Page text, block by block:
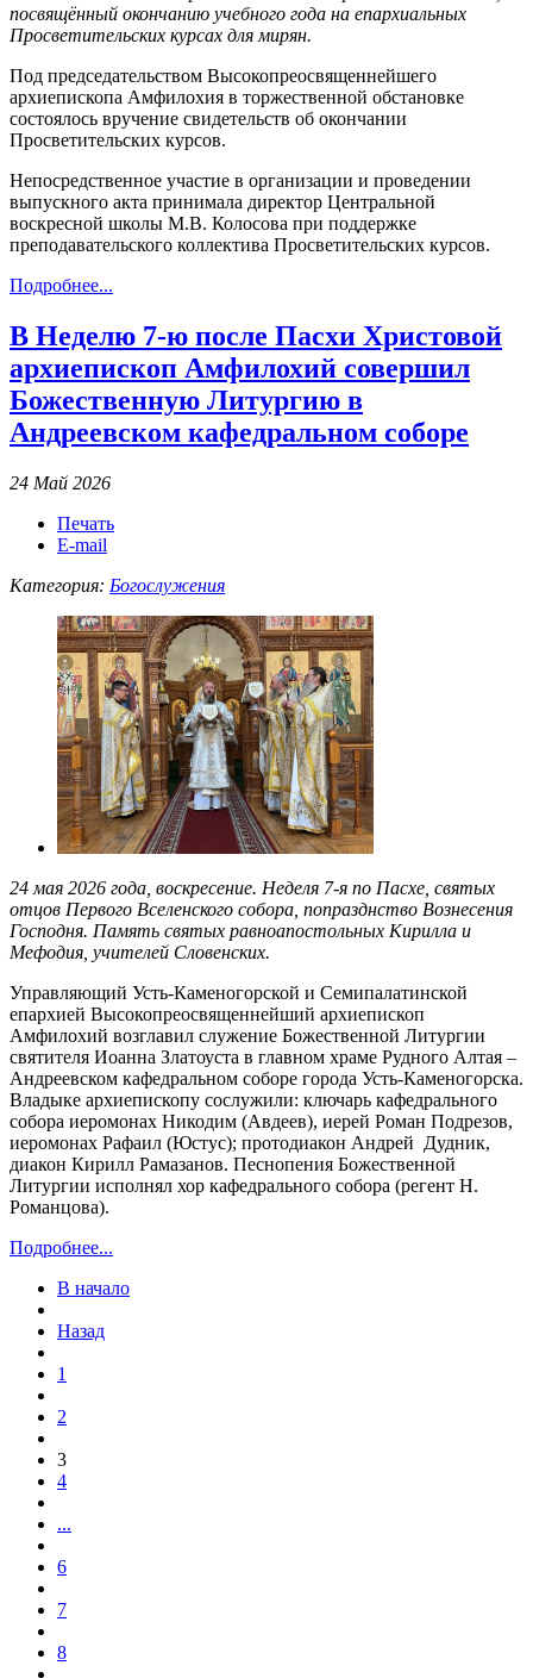
посвящённый окончанию учебного года на епархиальных
Просветительских курсах для мирян.
Под председательством Высокопреосвященнейшего
архиепископа Амфилохия в торжественной обстановке
состоялось вручение свидетельств об окончании
Просветительских курсов.
Непосредственное участие в организации и проведении
выпускного акта принимала директор Центральной
воскресной школы М.В. Колосова при поддержке
преподавательского коллектива Просветительских курсов.
Подробнее...
В Неделю 7-ю после Пасхи Христовой
архиепископ Амфилохий совершил
Божественную Литургию в
Андреевском кафедральном соборе
24 Май 2026
Печать
E-mail
Категория: Богослужения
24 мая 2026 года, воскресение. Неделя 7-я по Пасхе, святых
отцов Первого Вселенского собора, попразднство Вознесения
Господня. Память святых равноапостольных Кирилла и
Мефодия, учителей Словенских.
Управляющий Усть-Каменогорской и Семипалатинской
епархией Высокопреосвященнейший архиепископ
Амфилохий возглавил служение Божественной Литургии
святителя Иоанна Златоуста в главном храме Рудного Алтая –
Андреевском кафедральном соборе города Усть-Каменогорска.
Владыке архиепископу сослужили: ключарь кафедрального
собора иеромонах Никодим (Авдеев), иерей Роман Подрезов,
иеромонах Рафаил (Юстус); протодиакон Андрей Дудник,
диакон Кирилл Рамазанов. Песнопения Божественной
Литургии исполнял хор кафедрального собора (регент Н.
Романцова).
Подробнее...
В начало
Назад
1
2
3
4
...
6
7
8